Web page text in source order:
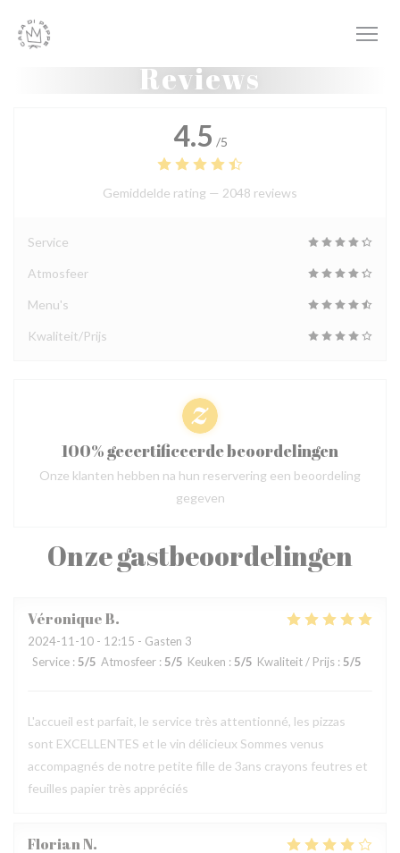
Reviews
Onze gastbeoordelingen
VéroniqueB
2024-11-10 - 12:15 - Gasten 3
Service : 5/5 Atmosfeer : 5/5 Keuken : 5/5 Kwaliteit / Prijs : 5/5
L'accueil est parfait, le service très attentionné, les pizzas
sont EXCELLENTES et le vin délicieux Sommes venus
accompagnés de notre petite fille de 3ans crayons feutres et
feuilles papier très appréciés
FlorianN
4.5 /5
Gemiddelde rating — 2048 reviews
Service
Atmosfeer
Menu's
Kwaliteit/Prijs
100% gecertificeerde beoordelingen
Onze klanten hebben na hun reservering een beoordeling
gegeven